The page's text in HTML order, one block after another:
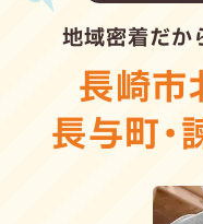
地域密着だか
長崎市
長与町・